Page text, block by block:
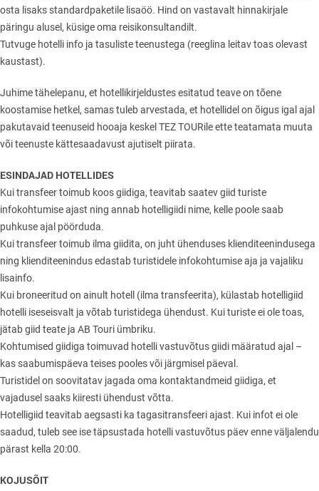
osta lisaks standardpaketile lisaöö. Hind on vastavalt hinnakirjale
päringu alusel, küsige oma reisikonsultandilt.
Tutvuge hotelli info ja tasuliste teenustega (reeglina leitav toas olevast
kaustast).
Juhime tähelepanu, et hotellikirjeldustes esitatud teave on tõene
koostamise hetkel, samas tuleb arvestada, et hotellidel on õigus igal ajal
pakutavaid teenuseid hooaja keskel TEZ TOURile ette teatamata muuta
või teenuste kättesaadavust ajutiselt piirata.
ESINDAJAD HOTELLIDES
Kui transfeer toimub koos giidiga, teavitab saatev giid turiste
infokohtumise ajast ning annab hotelligiidi nime, kelle poole saab
puhkuse ajal pöörduda.
Kui transfeer toimub ilma giidita, on juht ühenduses klienditeenindusega
ning klienditeenindus edastab turistidele infokohtumise aja ja vajaliku
lisainfo.
Kui broneeritud on ainult hotell (ilma transfeerita), külastab hotelligiid
hotelli iseseisvalt ja võtab turistidega ühendust. Kui turiste ei ole toas,
jätab giid teate ja AB Touri ümbriku.
Kohtumised giidiga toimuvad hotelli vastuvõtus giidi määratud ajal –
kas saabumispäeva teises pooles või järgmisel päeval.
Turistidel on soovitatav jagada oma kontaktandmeid giidiga, et
vajadusel saaks kiiresti ühendust võtta.
Hotelligiid teavitab aegsasti ka tagasitransfeeri ajast. Kui infot ei ole
saadud, tuleb see ise täpsustada hotelli vastuvõtus päev enne väljalendu
pärast kella 20:00.
KOJUSÕIT